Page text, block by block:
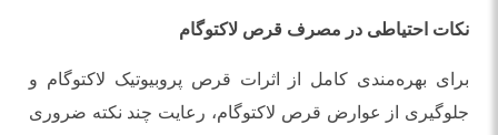
نکات احتیاطی در مصرف قرص لاکتوگام
برای بهره‌مندی کامل از اثرات قرص پروبیوتیک لاکتوگام و
جلوگیری از عوارض قرص لاکتوگام، رعایت چند نکته ضروری